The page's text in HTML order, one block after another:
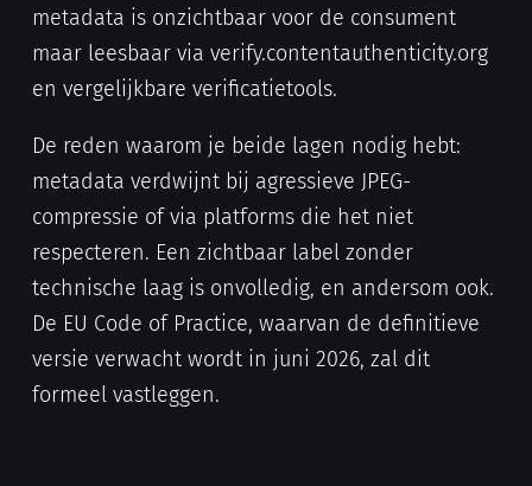
metadata is onzichtbaar voor de consument
maar leesbaar via verify.contentauthenticity.org
en vergelijkbare verificatietools.
De reden waarom je beide lagen nodig hebt:
metadata verdwijnt bij agressieve JPEG-
compressie of via platforms die het niet
respecteren. Een zichtbaar label zonder
technische laag is onvolledig, en andersom ook.
De EU Code of Practice, waarvan de definitieve
versie verwacht wordt in juni 2026, zal dit
formeel vastleggen.